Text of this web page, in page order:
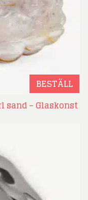
BESTÄLL
sand – Glaskonst